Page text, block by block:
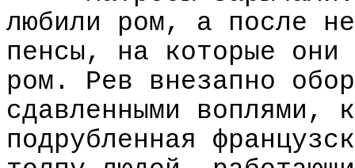
любили ром, а после
пенсы, на которые они
ром. Рев внезапно
сдавленными воплями,
подрубленная